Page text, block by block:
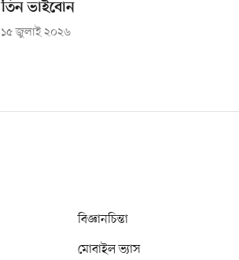
তিন ভাইবোন
১৫ জুলাই ২০২৬
বিজ্ঞানচিন্তা
মোবাইল ভ্যাস